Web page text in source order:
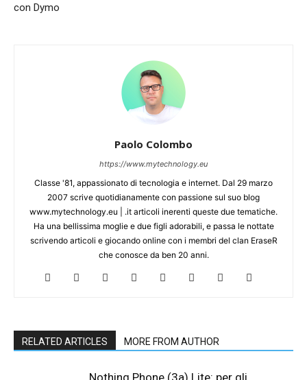
con Dymo
Paolo Colombo
https://www.mytechnology.eu
Classe '81, appassionato di tecnologia e internet. Dal 29 marzo
2007 scrive quotidianamente con passione sul suo blog
www.mytechnology.eu | .it articoli inerenti queste due tematiche.
Ha una bellissima moglie e due figli adorabili, e passa le nottate
scrivendo articoli e giocando online con i membri del clan EraseR
che conosce da ben 20 anni.
RELATED ARTICLES MORE FROM AUTHOR
Nothing Phone (3a) Lite: per gli